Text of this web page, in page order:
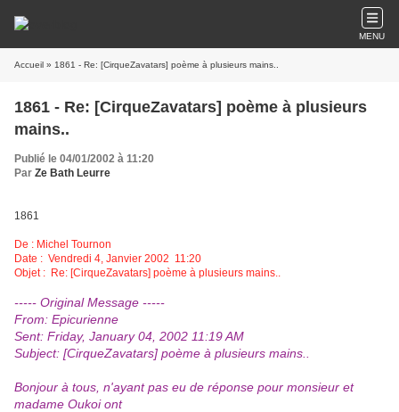
MENU
Accueil » 1861 - Re: [CirqueZavatars] poème à plusieurs mains..
1861 - Re: [CirqueZavatars] poème à plusieurs
mains..
Publié le 04/01/2002 à 11:20
Par Ze Bath Leurre
1861
De : Michel Tournon
Date : Vendredi 4, Janvier 2002 11:20
Objet : Re: [CirqueZavatars] poème à plusieurs mains..
----- Original Message -----
From: Epicurienne
Sent: Friday, January 04, 2002 11:19 AM
Subject: [CirqueZavatars] poème à plusieurs mains..
Bonjour à tous, n'ayant pas eu de réponse pour monsieur et
madame Oukoi ont